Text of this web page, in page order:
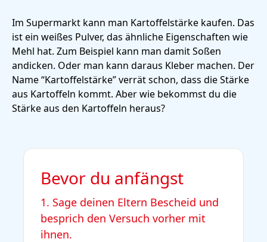
Im Supermarkt kann man Kartoffelstärke kaufen. Das
ist ein weißes Pulver, das ähnliche Eigenschaften wie
Mehl hat. Zum Beispiel kann man damit Soßen
andicken. Oder man kann daraus Kleber machen. Der
Name “Kartoffelstärke” verrät schon, dass die Stärke
aus Kartoffeln kommt. Aber wie bekommst du die
Stärke aus den Kartoffeln heraus?
Bevor du anfängst
1. Sage deinen Eltern Bescheid und
besprich den Versuch vorher mit
ihnen.